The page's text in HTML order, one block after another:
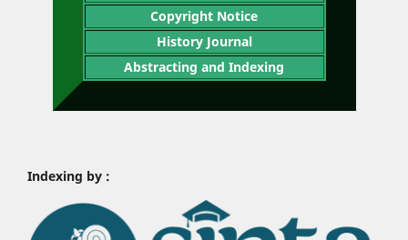
Copyright Notice
History Journal
Abstracting and Indexing
Indexing by :